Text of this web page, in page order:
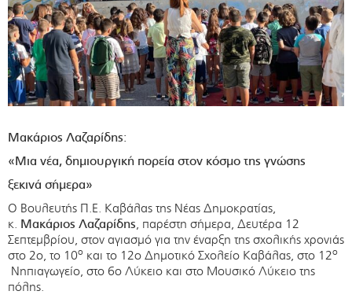
Μακάριος Λαζαρίδης:
«Μια νέα, δημιουργική πορεία στον κόσμο της γνώσης
ξεκινά σήμερα»
Ο Βουλευτής Π.Ε. Καβάλας της Νέας Δημοκρατίας,
κ. Μακάριος Λαζαρίδης, παρέστη σήμερα, Δευτέρα 12
Σεπτεμβρίου, στον αγιασμό για την έναρξη της σχολικής χρονιάς
στο 2ο, το 10ο και το 12ο Δημοτικό Σχολείο Καβάλας, στο 12ο
Νηπιαγωγείο, στο 6ο Λύκειο και στο Μουσικό Λύκειο της
πόλης.